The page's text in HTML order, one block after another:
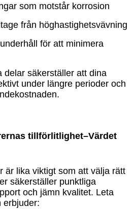
som motstår korrosion
från höghastighetsvävning
för att minimera
delar säkerställer att dina
under längre perioder och
tillförlitlighet–Värdet
är lika viktigt som att välja rätt
säkerställer punktliga
och jämn kvalitet. Leta
erbjuder: